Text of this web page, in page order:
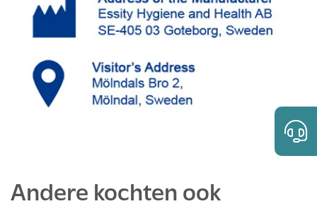
Andere kochten ook